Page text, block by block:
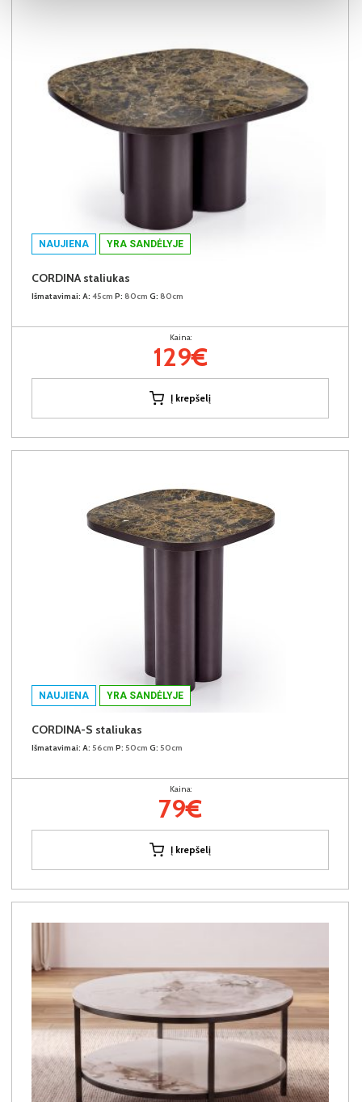
NAUJIENA YRA SANDĖLYJE
CORDINA staliukas
Išmatavimai: A: 45cm P: 80cm G: 80cm
Kaina:
129€
Į krepšelį
NAUJIENA YRA SANDĖLYJE
CORDINA-S staliukas
Išmatavimai: A: 56cm P: 50cm G: 50cm
Kaina:
79€
Į krepšelį